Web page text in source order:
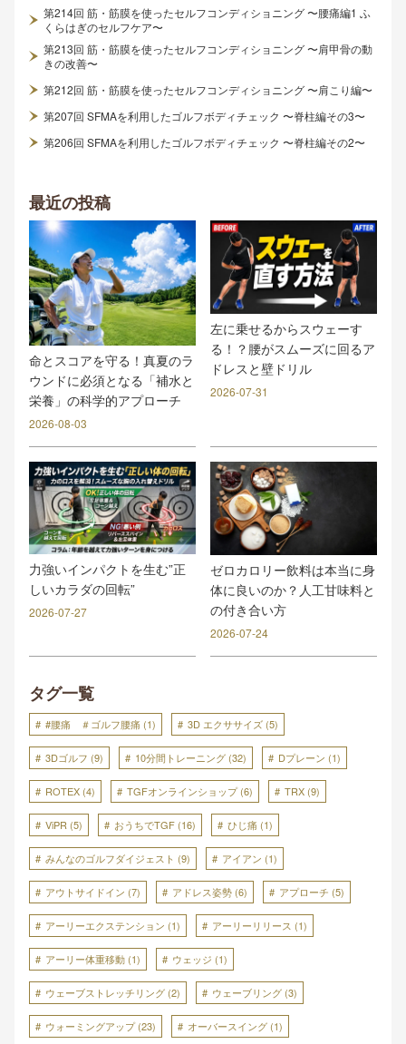
第214回 筋・筋膜を使ったセルフコンディショニング 〜腰痛編1 ふ
くらはぎのセルフケア〜
第213回 筋・筋膜を使ったセルフコンディショニング 〜肩甲骨の動
きの改善〜
第212回 筋・筋膜を使ったセルフコンディショニング 〜肩こり編〜
第207回 SFMAを利用したゴルフボディチェック 〜脊柱編その3〜
第206回 SFMAを利用したゴルフボディチェック 〜脊柱編その2〜
最近の投稿
命とスコアを守る！真夏のラ
ウンドに必須となる「補水と
栄養」の科学的アプローチ
2026-08-03
左に乗せるからスウェーす
る！？腰がスムーズに回るア
ドレスと壁ドリル
2026-07-31
力強いインパクトを生む”正
しいカラダの回転”
2026-07-27
ゼロカロリー飲料は本当に身
体に良いのか？人工甘味料と
の付き合い方
2026-07-24
タグ一覧
#腰痛 ＃ゴルフ腰痛 (1) 3D エクササイズ (5)
3Dゴルフ (9) 10分間トレーニング (32) Dプレーン (1)
ROTEX (4) TGFオンラインショップ(6) TRX (9)
ViPR (5) おうちでTGF (16) ひじ痛 (1)
みんなのゴルフダイジェスト (9) アイアン (1)
アウトサイドイン (7) アドレス姿勢 (6) アプローチ (5)
アーリーエクステンション (1) アーリーリリース (1)
アーリー体重移動 (1) ウェッジ (1)
ウェーブストレッチリング (2) ウェーブリング (3)
ウォーミングアップ(23) オーバースイング (1)